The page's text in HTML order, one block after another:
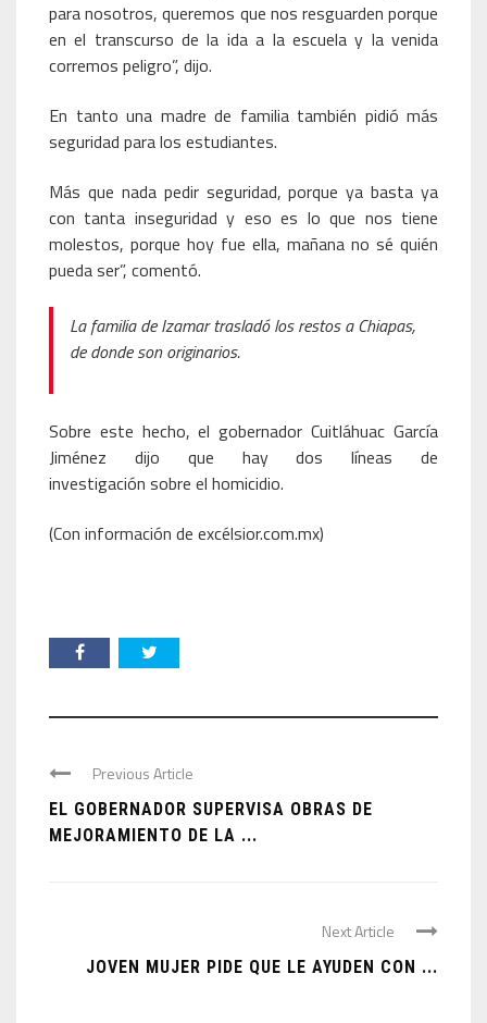
para nosotros, queremos que nos resguarden porque
en el transcurso de la ida a la escuela y la venida
corremos peligro”, dijo.
En tanto una madre de familia también pidió más
seguridad para los estudiantes.
Más que nada pedir seguridad, porque ya basta ya
con tanta inseguridad y eso es lo que nos tiene
molestos, porque hoy fue ella, mañana no sé quién
pueda ser”, comentó.
La familia de Izamar trasladó los restos a Chiapas,
de donde son originarios.
Sobre este hecho, el gobernador Cuitláhuac García
Jiménez dijo que hay dos líneas de
investigación sobre el homicidio.
(Con información de excélsior.com.mx)
Previous Article
EL GOBERNADOR SUPERVISA OBRAS DE
MEJORAMIENTO DE LA ...
Next Article
JOVEN MUJER PIDE QUE LE AYUDEN CON ...